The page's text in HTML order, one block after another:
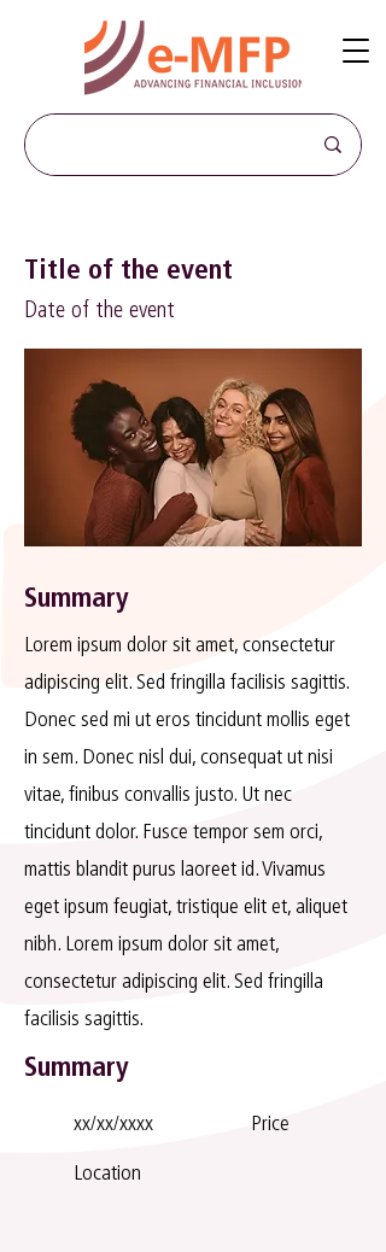
Title of the event
Date of the event
Summary
Lorem ipsum dolor sit amet, consectetur
adipiscing elit. Sed fringilla facilisis sagittis.
Donec sed mi ut eros tincidunt mollis eget
in sem. Donec nisl dui, consequat ut nisi
vitae, finibus convallis justo. Ut nec
tincidunt dolor. Fusce tempor sem orci,
mattis blandit purus laoreet id. Vivamus
eget ipsum feugiat, tristique elit et, aliquet
nibh. Lorem ipsum dolor sit amet,
consectetur adipiscing elit. Sed fringilla
facilisis sagittis.
Summary
xx/xx/xxxx
Price
Location